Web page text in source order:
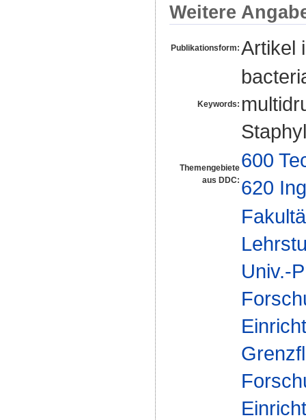
Weitere
Publikationsform: Artikel
Keywords:
Themengebiete
aus DDC:
600
620
Univ.-